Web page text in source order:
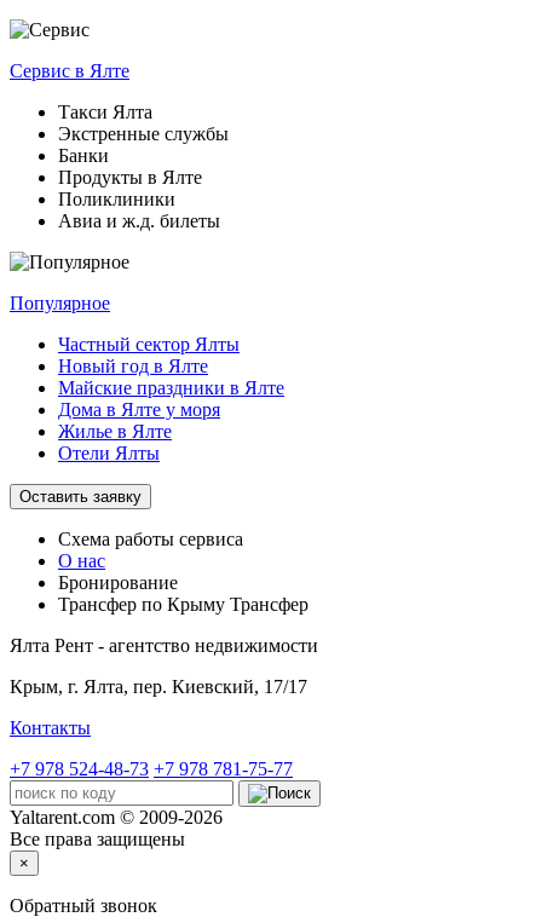
Сервис в Ялте
Такси Ялта
Экстренные службы
Банки
Продукты в Ялте
Поликлиники
Авиа и ж.д. билеты
Популярное
Частный сектор Ялты
Новый год в Ялте
Майские праздники в Ялте
Дома в Ялте у моря
Жилье в Ялте
Отели Ялты
Оставить заявку
Схема работы сервиса
О нас
Бронирование
Трансфер по Крыму Трансфер
Ялта Рент - агентство недвижимости
Крым, г. Ялта, пер. Киевский, 17/17
Контакты
+7 978 524-48-73 +7 978 781-75-77
Yaltarent.com © 2009-2026
Все права защищены
×
Обратный звонок